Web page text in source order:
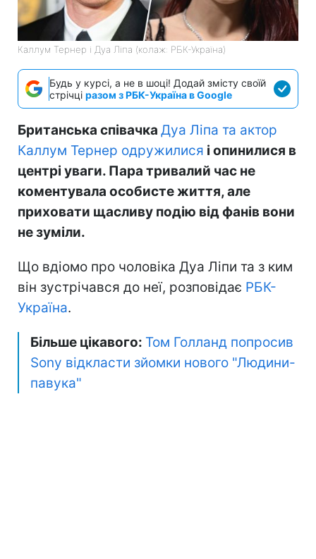
Каллум Тернер і Дуа Ліпа (колаж: РБК-Україна)
Будь у курсі, а не в шоці! Додай змісту своїй
стрічці разом з РБК-Україна в Google
Британська співачка Дуа Ліпа та актор
Каллум Тернер одружилися і опинилися в
центрі уваги. Пара тривалий час не
коментувала особисте життя, але
приховати щасливу подію від фанів вони
не зуміли.
Що вдіомо про чоловіка Дуа Ліпи та з ким
він зустрічався до неї, розповідає РБК-
Україна.
Більше цікавого: Том Голланд попросив
Sony відкласти зйомки нового "Людини-
павука"